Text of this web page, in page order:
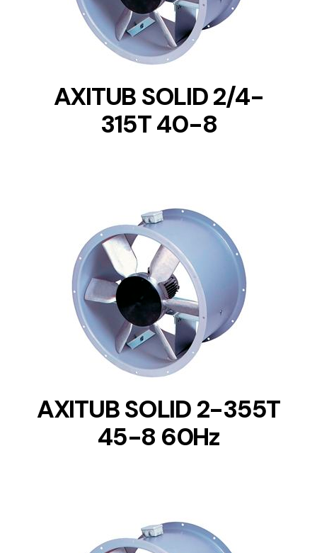
AXITUB SOLID 2/4-
315T 40-8
DETAILS
AXITUB SOLID 2-355T
45-8 60Hz